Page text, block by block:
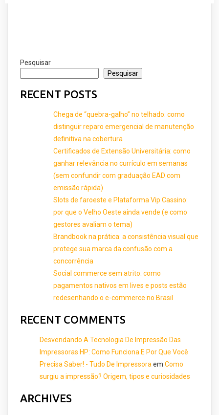
Pesquisar
Pesquisar
RECENT POSTS
Chega de “quebra-galho” no telhado: como
distinguir reparo emergencial de manutenção
definitiva na cobertura
Certificados de Extensão Universitária: como
ganhar relevância no currículo em semanas
(sem confundir com graduação EAD com
emissão rápida)
Slots de faroeste e Plataforma Vip Cassino:
por que o Velho Oeste ainda vende (e como
gestores avaliam o tema)
Brandbook na prática: a consistência visual que
protege sua marca da confusão com a
concorrência
Social commerce sem atrito: como
pagamentos nativos em lives e posts estão
redesenhando o e-commerce no Brasil
RECENT COMMENTS
Desvendando A Tecnologia De Impressão Das
Impressoras HP: Como Funciona E Por Que Você
Precisa Saber! - Tudo De Impressoraem Como
surgiu a impressão? Origem, tipos e curiosidades
ARCHIVES